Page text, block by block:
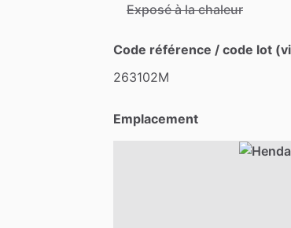
Exposé à la chaleur
Code référence / code lot
263102M
Emplacement